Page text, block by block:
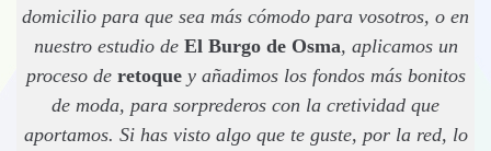
domicilio para que sea más cómodo para vosotros, o en
nuestro estudio deEl Burgo de Osma, aplicamos un
proceso de retoquey añadimos los fondos más bonitos
de moda, para sorprederos con la cretividad que
aportamos. Si has visto algo que te guste, por la red, lo